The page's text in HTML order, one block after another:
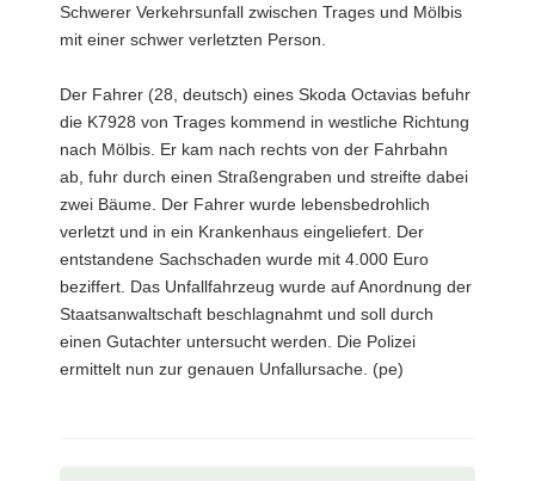
Schwerer Verkehrsunfall zwischen Trages und Mölbis
mit einer schwer verletzten Person.
Der Fahrer (28, deutsch) eines Skoda Octavias befuhr
die K7928 von Trages kommend in westliche Richtung
nach Mölbis. Er kam nach rechts von der Fahrbahn
ab, fuhr durch einen Straßengraben und streifte dabei
zwei Bäume. Der Fahrer wurde lebensbedrohlich
verletzt und in ein Krankenhaus eingeliefert. Der
entstandene Sachschaden wurde mit 4.000 Euro
beziffert. Das Unfallfahrzeug wurde auf Anordnung der
Staatsanwaltschaft beschlagnahmt und soll durch
einen Gutachter untersucht werden. Die Polizei
ermittelt nun zur genauen Unfallursache. (pe)